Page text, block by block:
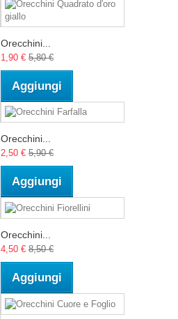
Orecchini...
1,90 € 5,80 €
Aggiungi
Orecchini...
2,50 € 5,90 €
Aggiungi
Orecchini...
4,50 € 8,50 €
Aggiungi